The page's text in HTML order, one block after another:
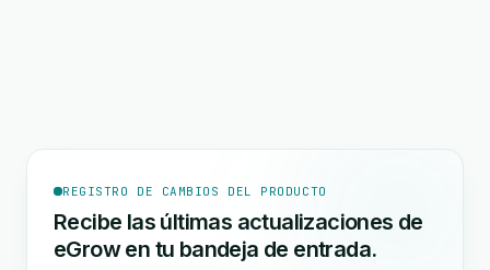
REGISTRO DE CAMBIOS DEL PRODUCTO
Recibe las últimas actualizaciones de
eGrow en tu bandeja de entrada.